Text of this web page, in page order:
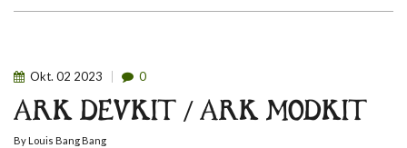
Okt. 02 2023 0
ARK DEVKIT / ARK MODKIT
By Louis Bang Bang